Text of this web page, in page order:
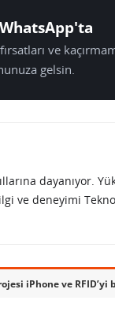
ve
gelsin.
dayanıyor.
ve deneyimi
iPhone ve